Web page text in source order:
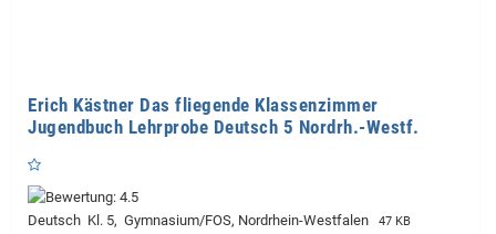
Erich Kästner Das fliegende Klassenzimmer
Jugendbuch Lehrprobe Deutsch 5 Nordrh.-Westf.
Deutsch Kl. 5, Gymnasium/FOS, Nordrhein-Westfalen 47 KB